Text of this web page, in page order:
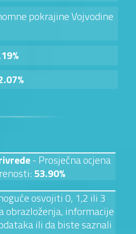
pokrajine Vojvodine
- Prosječna ocjena
53.90%
osvojiti 0, 1,2 ili 3
obrazloženja, informacije
ili da biste saznali